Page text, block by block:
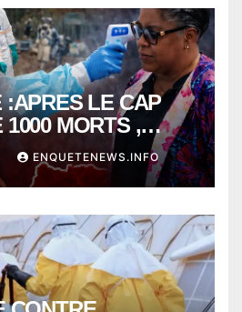
:APRES LE CAP
1000 MORTS ,
RECORD AVEC
DÉCÈS EN
UNE SEMAINE
ENQUETENEWS.INFO